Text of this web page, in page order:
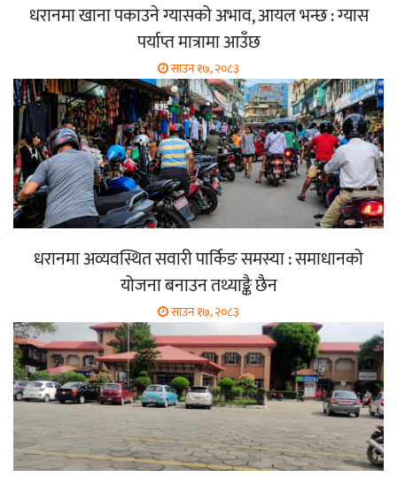
धरानमा खाना पकाउने ग्यासको अभाव, आयल भन्छ : ग्यास
पर्याप्त मात्रामा आउँछ
साउन १७, २०८३
धरानमा अव्यवस्थित सवारी पार्किङ समस्या : समाधानको
योजना बनाउन तथ्याङ्कै छैन
साउन १७, २०८३